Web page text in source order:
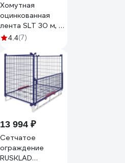
Хомутная
оцинкованная
лента SLT 30 м, 9
мм 10479
4.4(7)
13 994 ₽
Сетчатое
ограждение
RUSKLAD